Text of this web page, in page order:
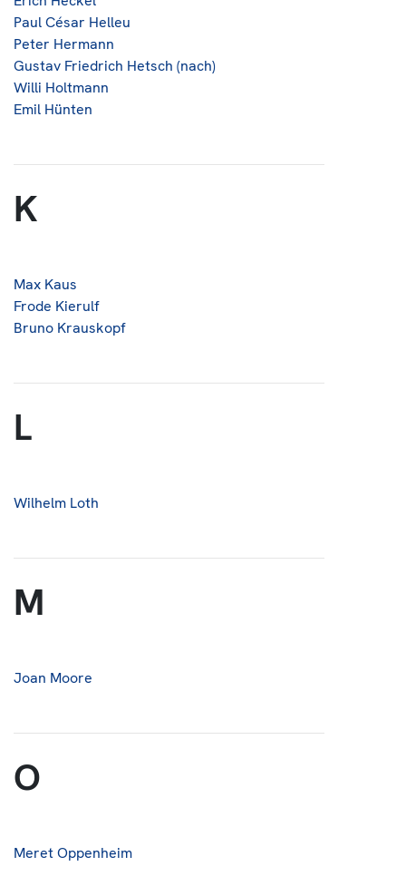
Paul César Helleu
Peter Hermann
Gustav Friedrich Hetsch (nach)
Willi Holtmann
Emil Hünten
K
Max Kaus
Frode Kierulf
Bruno Krauskopf
L
Wilhelm Loth
M
Joan Moore
O
Meret Oppenheim